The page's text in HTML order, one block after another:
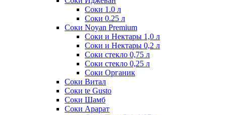
Соки 1.0 л
Соки 0.25 л
Соки Noyan Premium
Соки и Нектары 1,0 л
Соки и Нектары 0,2 л
Соки стекло 0,75 л
Соки стекло 0,25 л
Соки Органик
Соки Витал
Соки te Gusto
Соки Шамб
Соки Арарат